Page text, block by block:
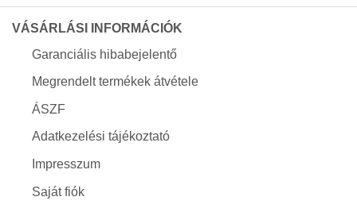
VÁSÁRLÁSI INFORMÁCIÓK
Garanciális hibabejelentő
Megrendelt termékek átvétele
ÁSZF
Adatkezelési tájékoztató
Impresszum
Saját fiók